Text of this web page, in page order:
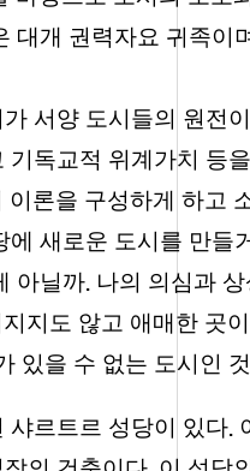
대개 권력자요 귀족
서양 도시들의 원전
독교적 위계가치 등
론을 구성하게 하고
새로운 도시를 만들
아닐까.나의 의심과
지도 않고 애매한 곳
있을 수 없는 도시인
샤르트르 성당이 있다.